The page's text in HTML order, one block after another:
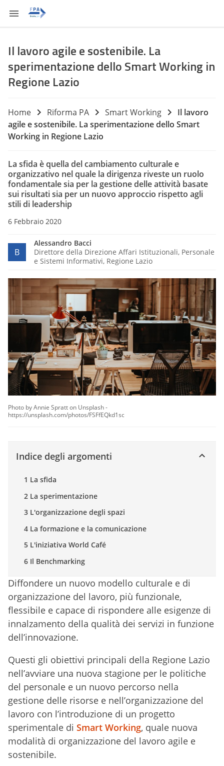
Il lavoro agile e sostenibile. La
sperimentazione dello Smart Working in
Regione Lazio
Home Riforma PA Smart Working
Il lavoro
agile e sostenibile. La sperimentazione dello Smart
Working in Regione Lazio
La sfida è quella del cambiamento culturale e
organizzativo nel quale la dirigenza riveste un ruolo
fondamentale sia per la gestione delle attività basate
sui risultati sia per un nuovo approccio rispetto agli
stili di leadership
6 Febbraio 2020
B
Alessandro Bacci
Direttore della Direzione Affari Istituzionali, Personale
e Sistemi Informativi, Regione Lazio
Photo by Annie Spratt on Unsplash -
https://unsplash.com/photos/FSFfEQkd1sc
Indice degli argomenti
1 La sfida
2 La sperimentazione
3 L'organizzazione degli spazi
4 La formazione e la comunicazione
5 L'iniziativa World Café
6 Il Benchmarking
Diffondere un nuovo modello culturale e di
organizzazione del lavoro, più funzionale,
flessibile e capace di rispondere alle esigenze di
innalzamento della qualità dei servizi in funzione
dell’innovazione.
Questi gli obiettivi principali della Regione Lazio
nell’avviare una nuova stagione per le politiche
del personale e un nuovo percorso nella
gestione delle risorse e nell’organizzazione del
lavoro con l’introduzione di un progetto
sperimentale di Smart Working, quale nuova
modalità di organizzazione del lavoro agile e
sostenibile.